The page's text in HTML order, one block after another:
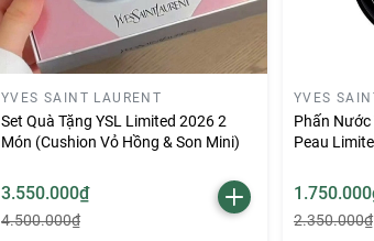
YVES SAINT LAURENT
Set Quà Tặng YSL Limited 2026 2
Món (Cushion Vỏ Hồng & Son Mini)
3.550.000₫
4.500.000₫
YVES
Phấn Nước
Peau
2.350.000₫